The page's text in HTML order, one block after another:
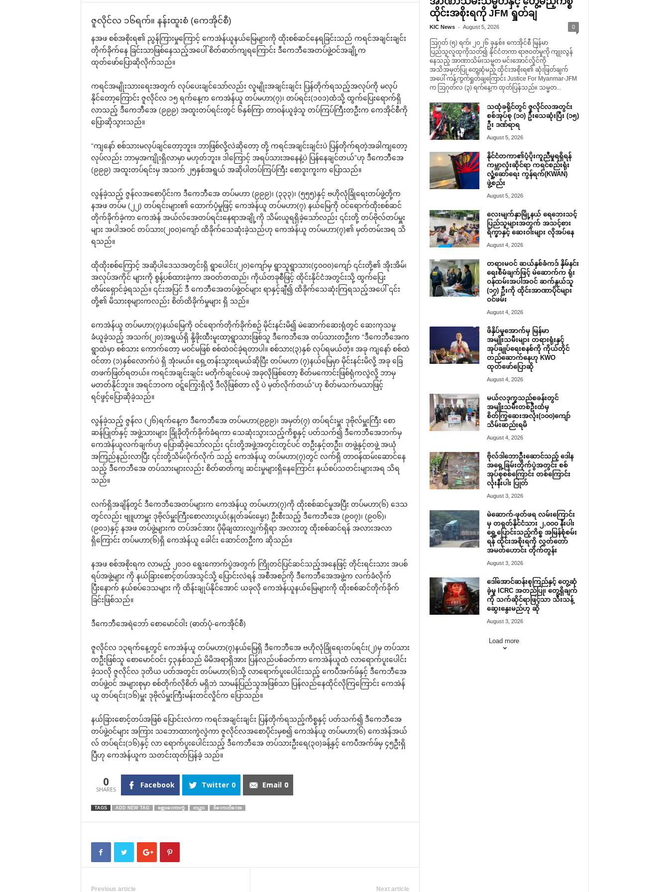
ဇူလိုင်လ ၁၆ရက်။ နန်းထူးစံ (‌ကေအိုင်စီ)
နအဖ စစ်အစိုးရ၏ ညွန်ကြားမှု‌ကြောင့် ‌ကေအဲန်ယူနယ်‌မြေများကို ထိုးစစ်ဆင်‌နေရခြင်းသည် ကရင်အချင်းချင်း
တိုက်ခိုက်‌နေ ခြင်းသာဖြစ်‌နေသည့်အ‌ပေါ် စိတ်ဓာတ်ကျရ‌ကြောင်း ဒီ‌ကေဘီ‌အေတပ်ဖွဲ့ဝင်အချို့က
ထုတ်‌ဖော်‌ပြောဆိုလိုက်သည်။
ကရင်အမျိုးသား‌ရေးအတွက် လုပ်‌ပေးချင်‌သော်လည်း လူမျိုးအချင်းချင်း ပြန်တိုက်ရသည့်အလုပ်ကို မလုပ်
နိုင်‌တော့‌ကြောင်း ဇူလိုင်လ ၁၅ ရက်‌နေ့က ‌ကေအဲန်ယူ တပ်မဟာ(၇)၊ တပ်ရင်း(၁၀၁)ထံသို့ ထွက်‌ပြေး‌ရောက်ရှိ
လာသည့် ဒီ‌ကေဘီ‌အေ (၉၉၉) အထူးတပ်ရင်းတွင် ၆နှစ်ကြာ တာဝန်ယူခဲ့သူ တပ်ကြပ်ကြီးတဦးက ‌ကေအိုင်စီကို
‌ပြောဆိုသွားသည်။
“ကျ‌နော် စစ်သားမလုပ်ချင်‌တော့ဘူး။ ဘာဖြစ်လို့လဲဆို‌တော့ တို့ ကရင်အချင်းချင်းပဲ ပြန်တိုက်ရတဲ့အခါကျ‌တော့
လုပ်လည်း ဘာမှအကျိုးရှိလာမှာ မဟုတ်ဘူး။ ဒါ‌ကြောင့် အရပ်သားအ‌နေနဲ့ပဲ ပြန်‌နေချင်တယ်”ဟု ဒီ‌ကေဘီ‌အေ
(၉၉၉) အထူးတပ်ရင်းမှ အသက် ၂၅နှစ်အရွယ် အဆိုပါတပ်ကြပ်ကြီး ‌စောဒူးကူးက ‌ပြောသည်။
လွန်ခဲ့သည့် ဇွန်လအ‌စောပိုင်းက ဒီ‌ကေဘီ‌အေ တပ်မဟာ (၉၉၉)၊ (၃၃၃)၊ (၅၅၅)နှင့် ဗဟိုလုံခြုံ‌ရေးတပ်ဖွဲ့တို့က
နအဖ တပ်မ (၂၂) တပ်ရင်းများ၏ ‌ထောက်ပံ့မှုဖြင့် ‌ကေအဲန်ယူ တပ်မဟာ(၇) နယ်‌မြေကို ဝင်‌ရောက်ထိုးစစ်ဆင်
တိုက်ခိုက်ခဲ့ကာ ‌ကေအဲန် အယ်လ်‌အေတပ်ရင်း‌နေရာအချို့ကို သိမ်းယူရရှိခဲ့‌သော်လည်း ၎င်းတို့ တပ်ဗိုလ်တပ်မှူး
များ အပါအဝင် တပ်သား(၂၀၀)‌ကျော် ထိခိုက်‌သေဆုံးခဲ့သည်ဟု ‌ကေအဲန်ယူ တပ်မဟာ(၇)၏ မှတ်တမ်းအရ သိ
ရသည်။
ထိုထိုးစစ်‌ကြောင့် အဆိုပါ‌ဒေသအတွင်းရှိ ရွာ‌ပေါင်း(၂၀)‌ကျော်မှ ရွာသူရွာသား(၄၀၀၀)‌ကျော် ၎င်းတို့၏ အိုးအိမ်၊
အလုပ်အကိုင် များကို စွန့်ပစ်ထားခဲ့ကာ အဝတ်တထည်၊ ကိုယ်တခုစီဖြင့် ထိုင်းနိုင်ငံအတွင်းသို့ ထွက်‌ပြေး
တိမ်း‌ရှောင်ခဲ့ရသည်။ ၎င်းအပြင် ဒီ ‌ကေဘီ‌အေတပ်ဖွဲ့ဝင်များ ရာနှင့်ချီ၍ ထိခိုက်‌သေဆုံးကြရသည့်အ‌ပေါ် ၎င်း
တို့၏ မိသားစုများကလည်း စိတ်ထိခိုက်မှုများ ရှိ သည်။
‌ကေအဲန်ယူ တပ်မဟာ(၇)နယ်‌မြေကို ဝင်‌ရောက်တိုက်ခိုက်စဉ် မိုင်းနင်းမိ၍ မဲ‌ဆောက်‌ဆေးရုံတွင် ‌ဆေးကုသမှု
ခံယူခဲ့သည့် အသက်(၂၀)အရွယ်ရှိ နို့ဖိုးထီးမူးထာ့ရွာသားဖြစ်သူ ဒီ‌ကေဘီ‌အေ တပ်သားတဦးက “ဒီ‌ကေဘီ‌အေက
ရွာထဲမှာ စစ်သား ‌ကောက်‌တော့ မဝင်မဖြစ် စစ်ထဲဝင်ခဲ့ရတာပါ။ စစ်သား(၃)နှစ် လုပ်ရမယ်တဲ့။ အခု ကျ‌နော် စစ်ထဲ
ဝင်တာ (၁)နှစ်‌လောက်ပဲ ရှိ အုံးမယ်။ ‌ရှေ့တန်းသွားရမယ်ဆိုပြီး တပ်မဟာ (၇)နယ်‌မြေမှာ မိုင်းနင်းမိလို့ အခု ‌ခြေ
တဖက်ဖြတ်ရတယ်။ ကရင်အချင်းချင်း မတိုက်ချင်‌ပေမဲ့ အခုလိုဖြစ်‌တော့ စိတ်မ‌ကောင်းဖြစ်ရုံကလွဲလို့ ဘာမှ
မတတ်နိုင်ဘူး။ အရင်ဘဝက ဝဋ္ဋ်‌ကြွေးရှိလို့ ဒီလိုဖြစ်တာ လို့ ပဲ မှတ်လိုက်တယ်”ဟု စိတ်မသက်မသာဖြင့်
ရင်ဖွင့်‌ပြောဆိုခဲ့သည်။
လွန်ခဲ့သည့် ဇွန်လ (၂၆)ရက်‌နေ့က ဒီ‌ကေဘီ‌အေ တပ်မဟာ(၉၉၉)၊ အမှတ်(၇) တပ်ရင်းမှူး ဒုဗိုလ်မှူးကြီး ‌စော
ဆန်ပြုတ်နှင့် အဖွဲ့သားများ ခြုံခိုတိုက်ခိုက်ခံရကာ ‌သေဆုံးသွားသည့်ကိစ္စနှင့် ပတ်သက်၍ ဒီ‌ကေဘီ‌အေဘက်မှ
‌ကေအဲန်ယူလက်ချက်ဟု ‌ပြောဆိုခဲ့‌သော်လည်း ၎င်းတို့အဖွဲ့အတွင်းတွင်ပင် တဦးနှင့်တဦး၊ တဖွဲ့နှင့်တဖွဲ့ အယုံ
အကြည်နည်းလာပြီး ၎င်းတို့သိမ်းပိုက်လိုက် သည့် ‌ကေအဲန်ယူ တပ်မဟာ(၇)တွင် လက်ရှိ တာဝန်ထမ်း‌ဆောင်‌နေ
သည့် ဒီ‌ကေဘီ‌အေ တပ်သားများလည်း စိတ်ဓာတ်ကျ ဆင်းမှုများရှိ‌နေ‌ကြောင်း နယ်စပ်သတင်းများအရ သိရ
သည်။
လက်ရှိအချိန်တွင် ဒီ‌ကေဘီ‌အေတပ်များက ‌ကေအဲန်ယူ တပ်မဟာ(၇)ကို ထိုးစစ်ဆင်မှုအပြီး တပ်မဟာ(၆) ‌ဒေသ
တွင်လည်း ဗျူဟာမှူး ဒုဗိုလ်မှူးကြီး‌စောလားပွယ်(နှုတ်ခမ်း‌မွေး) ဦးစီးသည့် ဒီ‌ကေဘီ‌အေ (၉၀၇)၊ (၉၀၆)၊
(၉၀၁)နှင့် နအဖ တပ်ဖွဲ့များက တပ်အင်အား ပိုမိုချထားလျှက်ရှိရာ အလားတူ ထိုးစစ်ဆင်ရန် အလားအလာ
ရှိ‌ကြောင်း တပ်မဟာ(၆)ရှိ ‌ကေအဲန်ယူ ‌ခေါင်း ‌ဆောင်တဦးက ဆိုသည်။
နအဖ စစ်အစိုးရက လာမည့် ၂၀၁ဝ ‌ရွေး‌ကောက်ပွဲအတွက် ကြိုတင်ပြင်ဆင်သည့်အ‌နေဖြင့် တိုင်းရင်းသား အပစ်
ရပ်အဖွဲ့များ ကို နယ်ခြား‌စောင့်တပ်အသွင်သို့ ‌ပြောင်းလဲရန် အစီအစဉ်ကို ဒီ‌ကေဘီ‌အေအဖွဲ့က လက်ခံလိုက်
ပြီး‌နောက် နယ်စပ်‌ဒေသများ ကို ထိန်းချုပ်နိုင်‌အောင် ယခုလို ‌ကေအဲန်ယူနယ်‌မြေများကို ထိုးစစ်ဆင်တိုက်ခိုက်
ခြင်းဖြစ်သည်။
ဒီ‌ကေဘီ‌အေရဲ‌ဘော် ‌စော‌မောင်ဝါး (ဓာတ်ပုံ-‌ကေအိုင်စီ)
ဇူလိုင်လ ၁၃ရက်‌နေ့တွင် ‌ကေအဲန်ယူ တပ်မဟာ(၇)နယ်‌မြေရှိ ဒီ‌ကေဘီ‌အေ ဗဟိုလုံခြုံ‌ရေးတပ်ရင်း(၂)မှ တပ်သား
တဦးဖြစ်သူ ‌စော‌မောင်ဝင်း ၄၃နှစ်သည် မိမိအရာရှိအား ပြန်လည်ပစ်ခတ်ကာ ‌ကေအဲန်ယူထံ လာ‌ရောက်ပူး‌ပေါင်း
ခဲ့သလို ဇူလိုင်လ ဒုတိယ ပတ်အတွင်း တပ်မဟာ(၆)သို့ လာ‌ရောက်ပူး‌ပေါင်းသည့် ‌ကေပီအက်ဖ်နှင့် ဒီ‌ကေဘီ‌အေ
တပ်ဖွဲ့ဝင် အများစုမှာ စစ်တိုက်လိုစိတ် မရှိဘဲ သာမန်ပြည်သူအဖြစ်သာ ပြန်လည်‌နေထိုင်လိုကြ‌ကြောင်း ‌ကေအဲန်
ယူ တပ်ရင်း(၁၆)မှူး ဒုဗိုလ်မှူးကြီးမန်းတင်လှိုင်က ‌ပြောသည်။
နယ်ခြား‌စောင့်တပ်အဖြစ် ‌ပြောင်းလဲကာ ကရင်အချင်းချင်း ပြန်တိုက်ရသည့်ကိစ္စနှင့် ပတ်သက်၍ ဒီ‌ကေဘီ‌အေ
တပ်ဖွဲ့ဝင်များ အကြား သ‌ဘောထားကွဲလွဲကာ ဇူလိုင်လအ‌စောပိုင်းမှစ၍ ‌ကေအဲန်ယူ တပ်မဟာ(၆) ‌ကေအဲန်အယ်
လ် တပ်ရင်း(၁၆)နှင့် လာ ‌ရောက်ပူး‌ပေါင်းသည့် ဒီ‌ကေဘီ‌အေ တပ်သားဦး‌ရေ(၃၀)ခန့်နှင့် ‌ကေပီအက်ဖ်မှ ၄၅ဦးရှိ
ပြီဟု ‌ကေအဲန်ယူက သတင်းထုတ်ပြန်ခဲ့ သည်။
0 Facebook Twitter 0 Email 0
TAGS ADD NEW TAG စစ္သားေကာက္ခံ တပ္သား ဒီေကဘီေအ
Previous article Next article
ထိုင်းအစိုးရကို JFM ရှုတ်ချ
KIC News - August 5, 2026 0
ဩဂုတ် (၅) ရက်၊ ၂၀၂၆ ခုနှစ်။ ကေအိုင်စီ မြန်မာ
ပြည်သူလူထုကိုသတ်၍ နိုင်ငံတကာ ရာဇဝတ်မှုကို ကျုးလွန်
နေသည့် အာဏာသိမ်းသမ္မတ မင်းအောင်လှိုင်ကို
အသိအမှတ်ပြု တွေ့ဆုံမည့် ထိုင်းအစိုးရ၏ ဆုံးဖြတ်ချက်
အပေါ် ကန့်ကွက်ရှုတ်ချကြောင်း Justice For Myanmar-JFM
က ဩဂုတ်လ (၃) ရက်နေ့က ထုတ်ပြန်သည်။ သမ္မတ...
သထုံခရိုင်တွင် ဇူလိုင်လအတွင်း
စစ်အုပ်စု (၁၀) ဦးသေဆုံးပြီး (၁၅)
ဦး ဒဏ်ရာရ
August 5, 2026
နိုင်ငံတကာ၏ပံ့ပိုးကူညီမှုရရှိရန်
ကမ္ဘာလုံးဆိုင်ရာ ကရင်စည်းရုံး
လှုံ့ဆော်ရေး ကွန်ရက်(KWAN)
ဖွဲ့စည်း
August 5, 2026
လေးမျက်နှာမြို့နယ် ရေဘေးသင့်
ပြည်သူများအတွက် အသင့်စား
ရိက္ခာနှင့် ဆေးဝါးများ လိုအပ်နေ
August 4, 2026
တရားမဝင် ဆယ်နှစ်ခံကဒ် နှိမ်နင်း
ရေးစီမံချက်ဖြင့် မဲဆောက်က ရုံး
ဝန်ထမ်းအပါအဝင် ဆက်နွယ်သူ
(၁၇) ဦးကို ထိုင်းအာဏာပိုင်များ
ဝင်ဖမ်း
August 4, 2026
ဖိနှိပ်မှုအောက်မှ မြန်မာ
အမျိုးသမီးများ တရားရုံးနှင့်
အုပ်ချုပ်ရေးစနစ်ကို ကိုယ်တိုင်
တည်ဆောက်နေဟု KWO
ထုတ်ဖော်ပြောဆို
August 4, 2026
မယ်လဒုက္ခသည်စခန်းတွင်
အမျိုးသမီးတစ်ဦးထံမှ
စိတ်ကြွဆေးအလုံး(၁၀၀)ကျော်
သိမ်းဆည်းရမိ
August 4, 2026
ဗိုလ်ဒါဘောဦးဆောင်သည့် ဒေါန
အရှေ့ခြမ်းတိုက်ပွဲအတွင်း စစ်
အုပ်စုစစ်ကြောင်း တစ်ကြောင်း
လုံးနီးပါး ပြုတ်
August 3, 2026
မဲဆောက်-ဖုတ်ဖရ လမ်းကြောင်း
မှ တရုတ်နိုင်ငံသား ၂,၀၀၀ နီးပါး
ရွှေ့ပြောင်းသည့်ကိစ္စ အမြန်စုံစမ်း
ရန် ထိုင်းအစိုးရကို လွှတ်တော်
အမတ်ဟောင်း တိုက်တွန်း
August 3, 2026
ဒေါ်အောင်ဆန်းစုကြည်နှင့် တွေ့ဆုံ
ခဲ့မှု ICRC အတည်ပြု၊ တွေ့ရှိချက်
ကို သက်ဆိုင်ရာဖြင့်သာ သီးသန့်
ဆွေးနွေးမည်ဟု ဆို
August 3, 2026
Load more